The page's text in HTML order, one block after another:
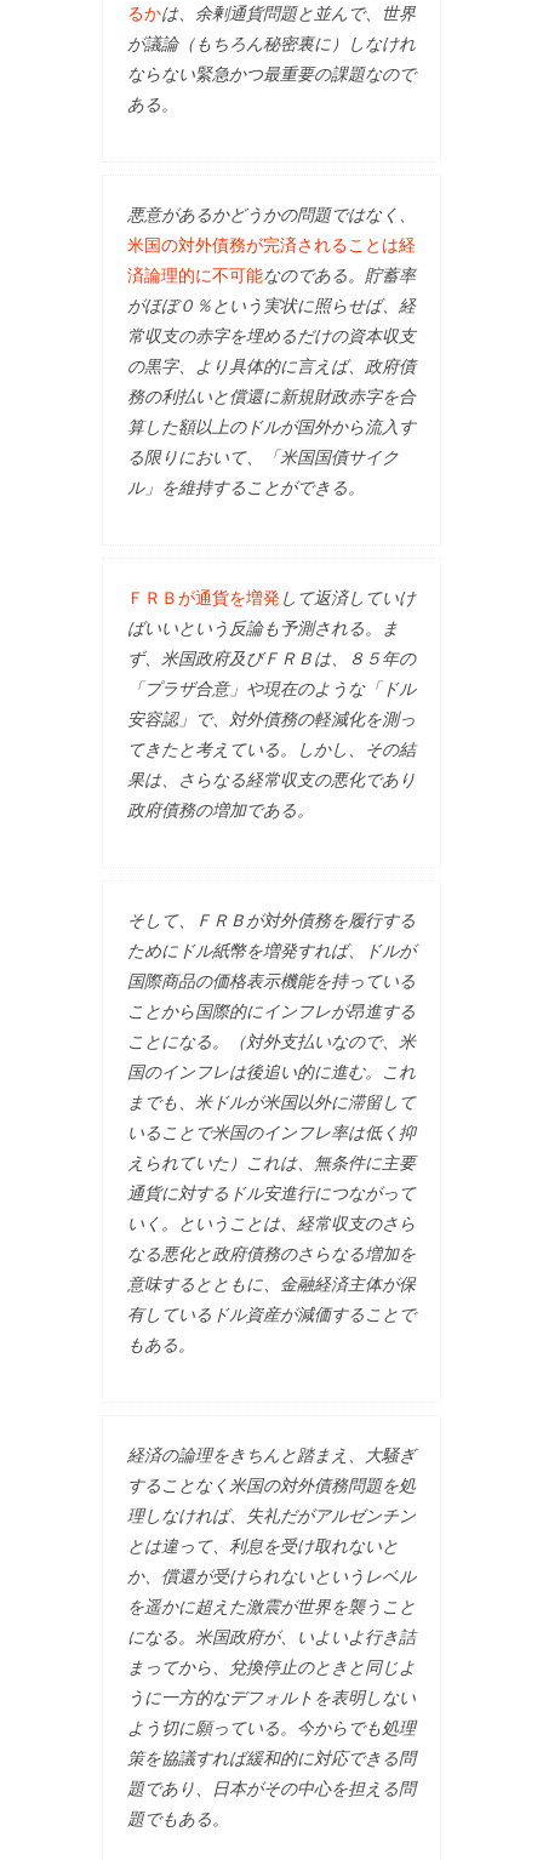
るかは、余剰通貨問題と並んで、世界
が議論（もちろん秘密裏に）しなけれ
ならない緊急かつ最重要の課題なので
ある。
悪意があるかどうかの問題ではなく、
米国の対外債務が完済されることは経
済論理的に不可能なのである。貯蓄率
がほぼ０％という実状に照らせば、経
常収支の赤字を埋めるだけの資本収支
の黒字、より具体的に言えば、政府債
務の利払いと償還に新規財政赤字を合
算した額以上のドルが国外から流入す
る限りにおいて、「米国国債サイク
ル」を維持することができる。
ＦＲＢが通貨を増発 して返済していけ
ばいいという反論も予測される。ま
ず、米国政府及びＦＲＢは、８５年の
「プラザ合意」や現在のような「ドル
安容認」で、対外債務の軽減化を測っ
てきたと考えている。しかし、その結
果は、さらなる経常収支の悪化であり
政府債務の増加である。
そして、ＦＲＢが対外債務を履行する
ためにドル紙幣を増発すれば、ドルが
国際商品の価格表示機能を持っている
ことから国際的にインフレが昂進する
ことになる。（対外支払いなので、米
国のインフレは後追い的に進む。これ
までも、米ドルが米国以外に滞留して
いることで米国のインフレ率は低く抑
えられていた）これは、無条件に主要
通貨に対するドル安進行につながって
いく。ということは、経常収支のさら
なる悪化と政府債務のさらなる増加を
意味するとともに、金融経済主体が保
有しているドル資産が減価することで
もある。
経済の論理をきちんと踏まえ、大騒ぎ
することなく米国の対外債務問題を処
理しなければ、失礼だがアルゼンチン
とは違って、利息を受け取れないと
か、償還が受けられないというレベル
を遥かに超えた激震が世界を襲うこと
になる。米国政府が、いよいよ行き詰
まってから、兌換停止のときと同じよ
うに一方的なデフォルトを表明しない
よう切に願っている。今からでも処理
策を協議すれば緩和的に対応できる問
題であり、日本がその中心を担える問
題でもある。